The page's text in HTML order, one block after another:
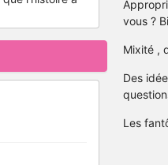
vous ?
Mixité ,
Des
Les